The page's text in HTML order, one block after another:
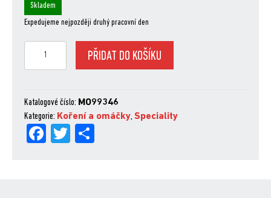
Skladem
Expedujeme nejpozději druhý pracovní den
množství
PŘIDAT DO KOŠÍKU
Katalogové číslo: MO99346
Kategorie: Koření a omáčky, Speciality
Fa
Tw